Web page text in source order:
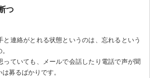
つ
と連絡がとれる状態というのは、忘れるという
っていても、メールで会話したり電話で声が聞
募るばかりです。